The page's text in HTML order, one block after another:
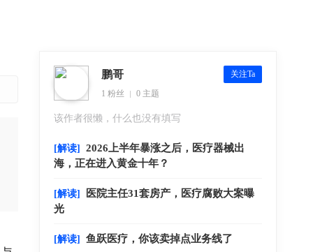
鹏哥
关注Ta
1 粉丝
0 主题
该作者很懒，什么也没有填写
[解读]
2026上半年暴涨之后，医疗器械出
海，正在进入黄金十年？
[解读]
医院主任31套房产，医疗腐败大案曝
光
[解读] 鱼跃医疗，你该卖掉点业务线了